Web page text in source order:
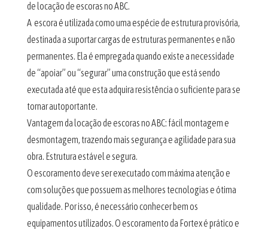
de locação de escoras no ABC.
A escora é utilizada como uma espécie de estrutura provisória,
destinada a suportar cargas de estruturas permanentes e não
permanentes. Ela é empregada quando existe a necessidade
de “apoiar” ou “segurar” uma construção que está sendo
executada até que esta adquira resistência o suficiente para se
tornar autoportante.
Vantagem da locação de escoras no ABC: fácil montagem e
desmontagem, trazendo mais segurança e agilidade para sua
obra. Estrutura estável e segura.
O escoramento deve ser executado com máxima atenção e
com soluções que possuem as melhores tecnologias e ótima
qualidade. Por isso, é necessário conhecer bem os
equipamentos utilizados. O escoramento da Fortex é prático e